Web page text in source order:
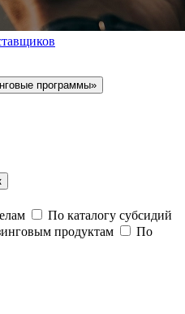
программы»
По каталогу субсидий
продуктам
По